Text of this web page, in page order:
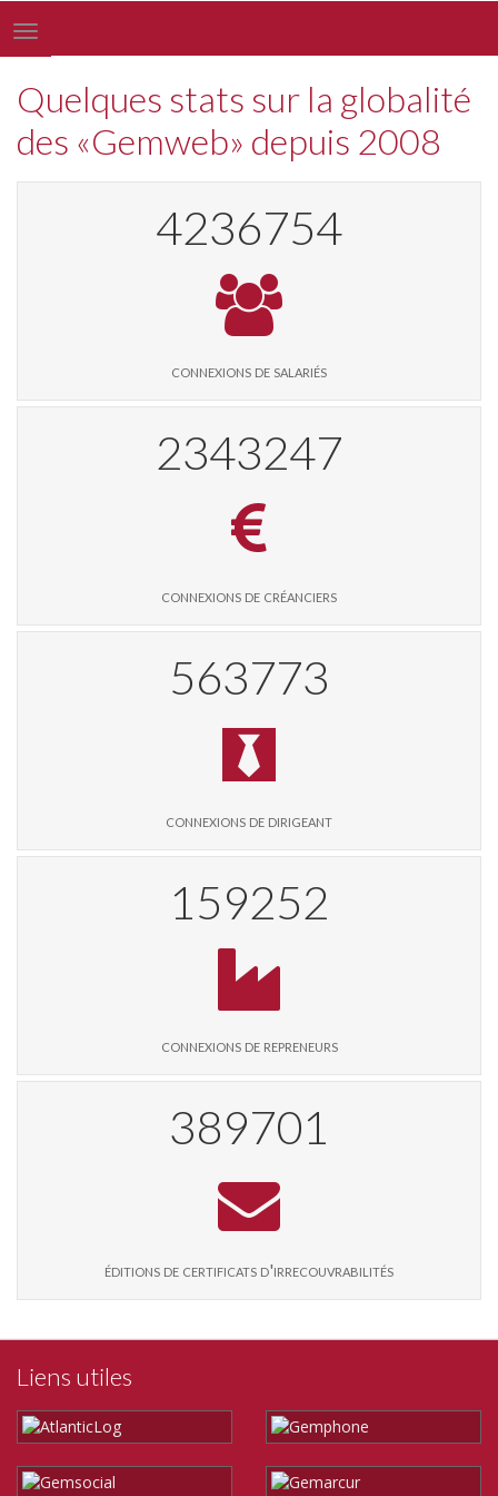
Toggle
navigation
Quelques stats sur la globalité
des «Gemweb» depuis 2008
4349064
connexions de salariés
2405363
connexions de créanciers
578625
connexions de dirigeant
163447
connexions de repreneurs
399929
éditions de certificats d'irrecouvrabilités
Liens utiles